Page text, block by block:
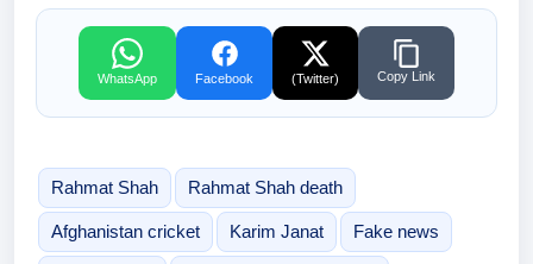
WhatsApp Facebook (Twitter) Copy Link
Rahmat Shah Rahmat Shah death
Afghanistan cricket Karim Janat Fake news